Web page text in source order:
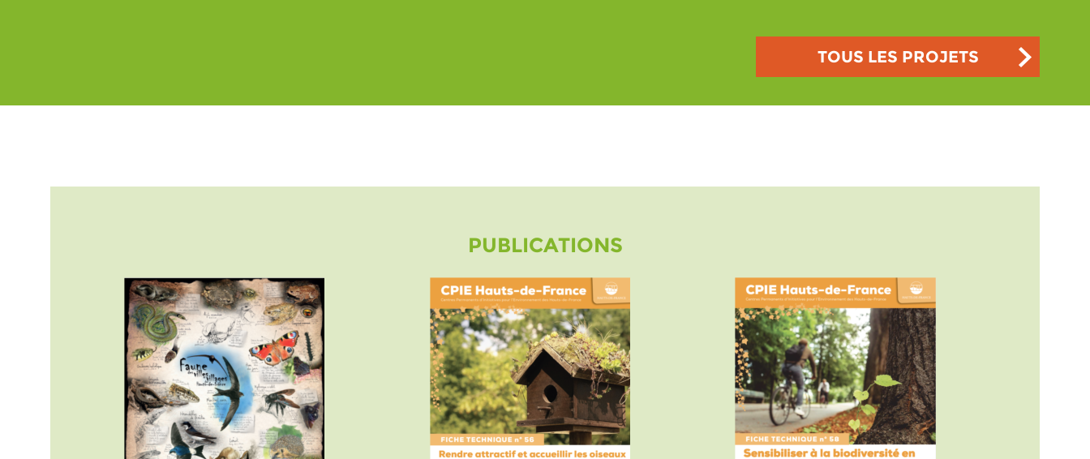
TOUS LES PROJETS
PUBLICATIONS